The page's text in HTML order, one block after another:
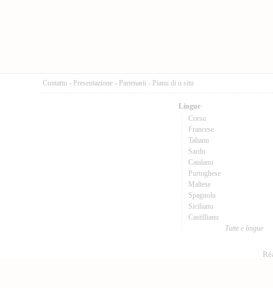
Cuntattu - Presentazione - Partenarii - Pianu di u situ
Lingue
Corsu
Francese
Talianu
Sardu
Catalanu
Purtughese
Maltese
Spagnolu
Sicilianu
Castillianu
Tutte e lingue